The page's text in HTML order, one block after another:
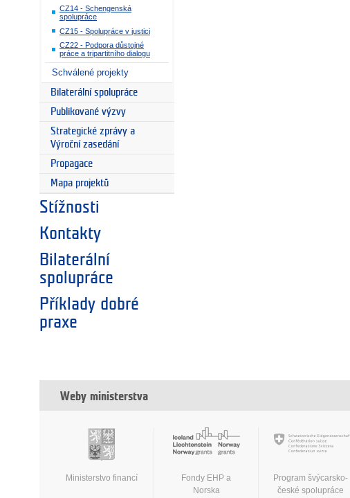
CZ14 - Schengenská
spolupráce
CZ15 - Spolupráce v justici
CZ22 - Podpora důstojné
práce a tripartitního dialogu
Schválené projekty
Bilaterální spolupráce
Publikované výzvy
Strategické zprávy a
Výroční zasedání
Propagace
Mapa projektů
Stížnosti
Kontakty
Bilaterální
spolupráce
Příklady dobré
praxe
Weby ministerstva
Ministerstvo financí
Fondy EHP a
Norska
Program švýcarsko-
české spolupráce